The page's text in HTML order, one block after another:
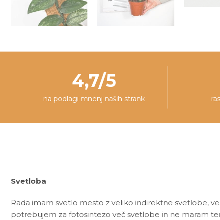
4,7/5
na podlagi mnenj naših strank
Svetloba
Rada imam svetlo mesto z veliko indirektne svetlobe,
potrebujem za fotosintezo več svetlobe in ne maram